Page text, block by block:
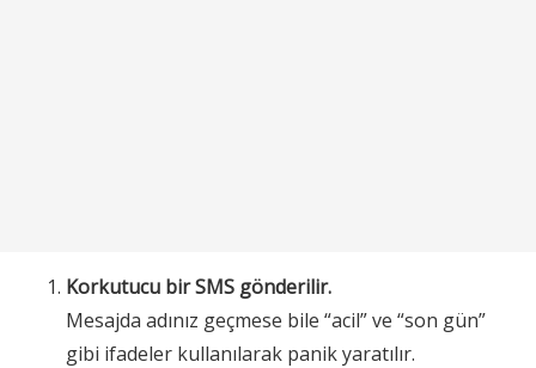
Korkutucu bir SMS gönderilir.
Mesajda adınız geçmese bile “acil” ve “son gün”
gibi ifadeler kullanılarak panik yaratılır.